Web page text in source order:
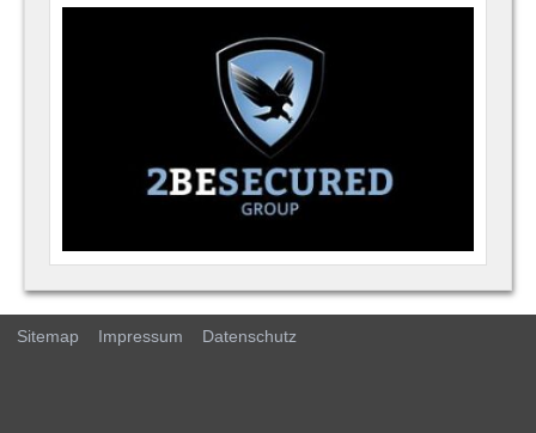
Sitemap Impressum Datenschutz